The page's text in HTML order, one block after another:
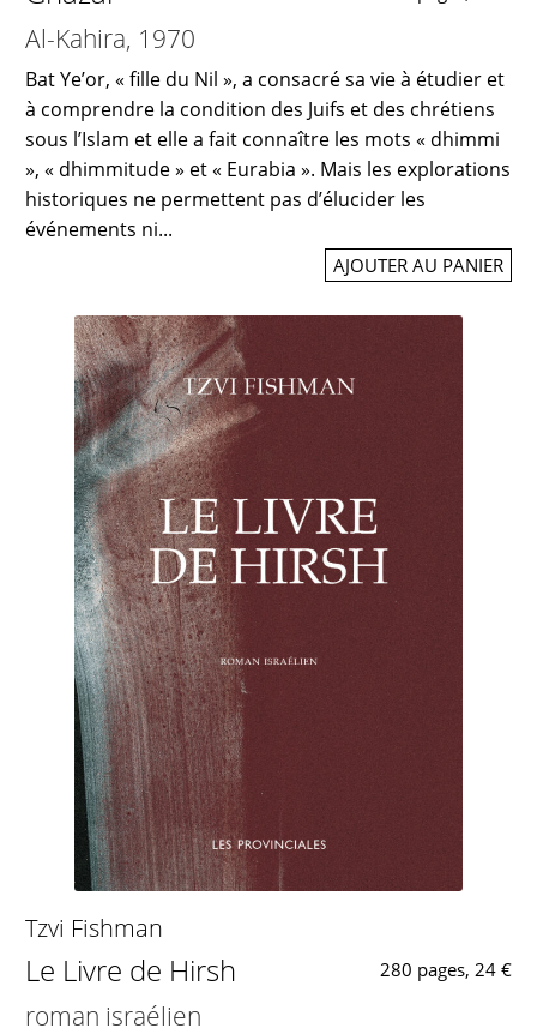
Al-Kahira, 1970
Bat Ye’or, « fille du Nil », a consacré sa vie à étudier et
à comprendre la condition des Juifs et des chrétiens
sous l’Islam et elle a fait connaître les mots « dhimmi
», « dhimmitude » et « Eurabia ». Mais les explorations
historiques ne permettent pas d’élucider les
événements ni...
AJOUTER AU PANIER
Tzvi Fishman
Le Livre de Hirsh 280 pages, 24 €
roman israélien